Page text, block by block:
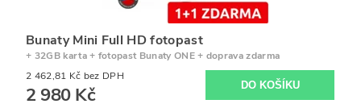
Bunaty Mini Full HD fotopast
+ 32GB karta + fotopast Bunaty ONE + doprava zdarma
2 462,81 Kč bez DPH
2 980 Kč